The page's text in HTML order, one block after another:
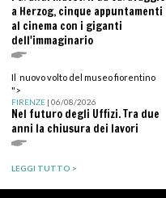
a Herzog, cinque appuntamenti
al cinema con i giganti
dell'immaginario
Il nuovo volto del museo fiorentino
">
FIRENZE| 06/08/2026
Nel futuro degli Uffizi. Tra due
anni la chiusura dei lavori
LEGGI TUTTO >